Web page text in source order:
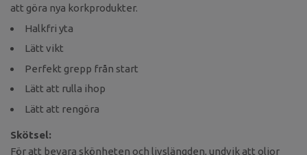
att göra nya korkprodukter.
Halkfri yta
Lätt vikt
Perfekt grepp från start
Lätt att rulla ihop
Lätt att rengöra
Skötsel:
För att bevara skönheten och livslängden, undvik att oljor